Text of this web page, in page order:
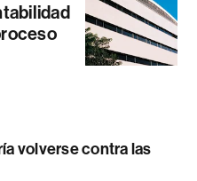
volverse contra las